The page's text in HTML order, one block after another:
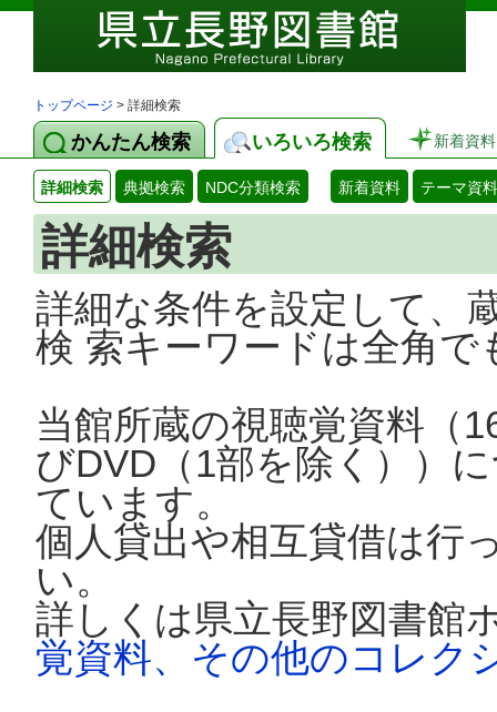
トップページ > 詳細検索
かんたん検索 いろいろ検索 新着資料
詳細検索 典拠検索 NDC分類検索 新着資料 テーマ資料
詳細検索
詳細な条件を設定して、
検 索キーワードは全角
当館所蔵の視聴覚資料（
びDVD（1部を除く））
ています。
個人貸出や相互貸借は行
い。
詳しくは県立長野図書館
覚資料、その他のコレク